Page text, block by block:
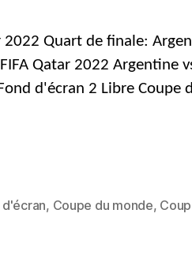
Quart de finale:
Qatar 2022 Argentine
d'écran 2 Libre
, Coupe du monde,